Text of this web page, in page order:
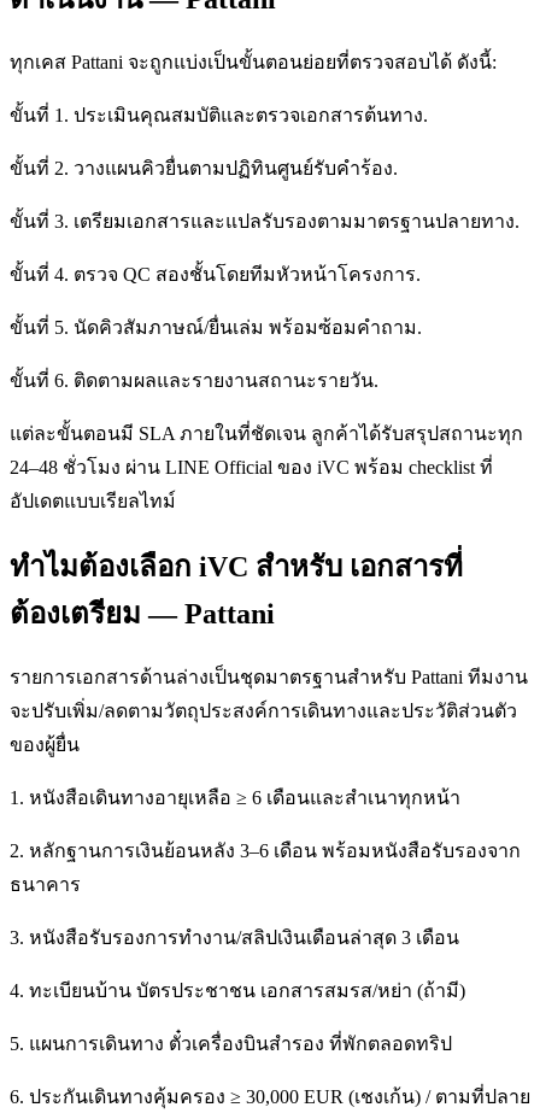
ทุกเคส Pattani จะถูกแบ่งเป็นขั้นตอนย่อยที่ตรวจสอบได้ ดังนี้:
ขั้นที่ 1. ประเมินคุณสมบัติและตรวจเอกสารต้นทาง.
ขั้นที่ 2. วางแผนคิวยื่นตามปฏิทินศูนย์รับคำร้อง.
ขั้นที่ 3. เตรียมเอกสารและแปลรับรองตามมาตรฐานปลายทาง.
ขั้นที่ 4. ตรวจ QC สองชั้นโดยทีมหัวหน้าโครงการ.
ขั้นที่ 5. นัดคิวสัมภาษณ์/ยื่นเล่ม พร้อมซ้อมคำถาม.
ขั้นที่ 6. ติดตามผลและรายงานสถานะรายวัน.
แต่ละขั้นตอนมี SLA ภายในที่ชัดเจน ลูกค้าได้รับสรุปสถานะทุก
24–48 ชั่วโมง ผ่าน LINE Official ของ iVC พร้อม checklist ที่
อัปเดตแบบเรียลไทม์
ทำไมต้องเลือก iVC สำหรับ เอกสารที่
ต้องเตรียม — Pattani
รายการเอกสารด้านล่างเป็นชุดมาตรฐานสำหรับ Pattani ทีมงาน
จะปรับเพิ่ม/ลดตามวัตถุประสงค์การเดินทางและประวัติส่วนตัว
ของผู้ยื่น
1. หนังสือเดินทางอายุเหลือ ≥ 6 เดือนและสำเนาทุกหน้า
2. หลักฐานการเงินย้อนหลัง 3–6 เดือน พร้อมหนังสือรับรองจาก
ธนาคาร
3. หนังสือรับรองการทำงาน/สลิปเงินเดือนล่าสุด 3 เดือน
4. ทะเบียนบ้าน บัตรประชาชน เอกสารสมรส/หย่า (ถ้ามี)
5. แผนการเดินทาง ตั๋วเครื่องบินสำรอง ที่พักตลอดทริป
6. ประกันเดินทางคุ้มครอง ≥ 30,000 EUR (เชงเก้น) / ตามที่ปลาย